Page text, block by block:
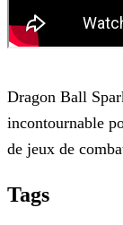
Dragon Ball
incontournable
de jeux de
Tags